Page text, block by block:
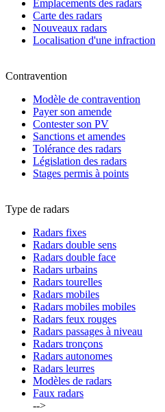
Emplacements des radars
Carte des radars
Nouveaux radars
Localisation d'une infraction
Contravention
Modèle de contravention
Payer son amende
Contester son PV
Sanctions et amendes
Tolérance des radars
Législation des radars
Stages permis à points
Type de radars
Radars fixes
Radars double sens
Radars double face
Radars urbains
Radars tourelles
Radars mobiles
Radars mobiles mobiles
Radars feux rouges
Radars passages à niveau
Radars tronçons
Radars autonomes
Radars leurres
Modèles de radars
Faux radars
-->